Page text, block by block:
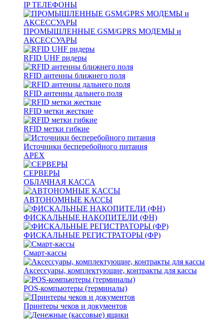
IP ТЕЛЕФОНЫ
ПРОМЫШЛЕННЫЕ GSM/GPRS МОДЕМЫ и
АКСЕССУАРЫ
RFID UHF ридеры
RFID антенны ближнего поля
RFID антенны дальнего поля
RFID метки жесткие
RFID метки гибкие
Источники бесперебойного питания
APEX
СЕРВЕРЫ
ОБЛАЧНАЯ КАССА
АВТОНОМНЫЕ КАССЫ
ФИСКАЛЬНЫЕ НАКОПИТЕЛИ (ФН)
ФИСКАЛЬНЫЕ РЕГИСТРАТОРЫ (ФР)
Смарт-кассы
Аксессуары, комплектующие, контракты для кассы
POS-компьютеры (терминалы)
Принтеры чеков и документов